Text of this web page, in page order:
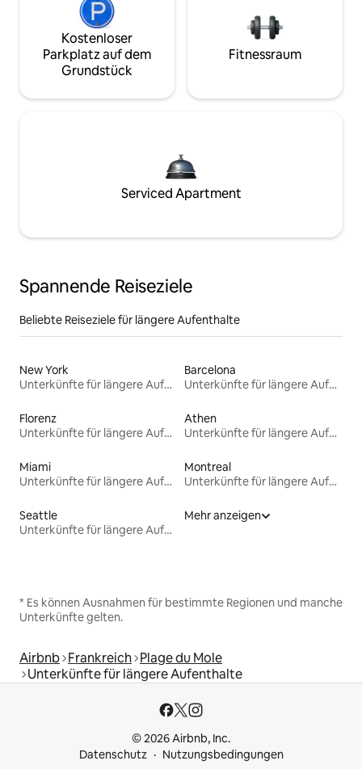
Kostenloser
Parkplatz auf dem
Grundstück
Fitnessraum
Serviced Apartment
Spannende Reiseziele
Beliebte Reiseziele für längere Aufenthalte
New York
Unterkünfte für längere Aufenthalte
Barcelona
Unterkünfte für längere Aufenthalte
Florenz
Unterkünfte für längere Aufenthalte
Athen
Unterkünfte für längere Aufenthalte
Miami
Unterkünfte für längere Aufenthalte
Montreal
Unterkünfte für längere Aufenthalte
Seattle
Unterkünfte für längere Aufenthalte
Mehr anzeigen
* Es können Ausnahmen für bestimmte Regionen und manche
Unterkünfte gelten.
Airbnb Frankreich Plage du Mole
Unterkünfte für längere Aufenthalte
© 2026 Airbnb, Inc.
Datenschutz
Nutzungsbedingungen